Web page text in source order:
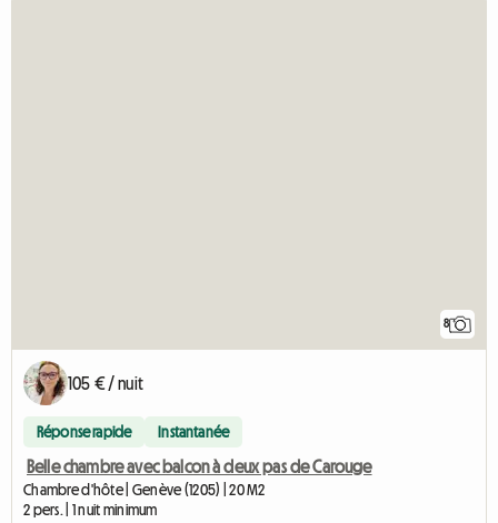
8
105 € / nuit
Réponse rapide Instantanée
Belle chambre avec balcon à deux pas de Carouge
Chambre d'hôte | Genève (1205) | 20 M2
2 pers. | 1 nuit minimum